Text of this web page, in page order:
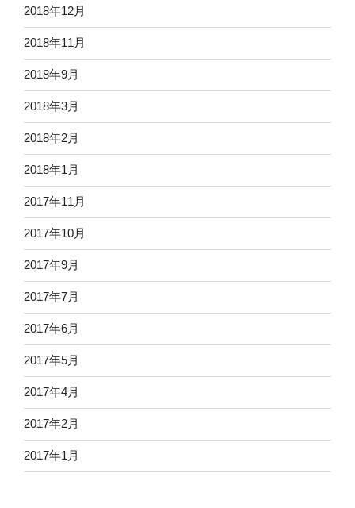
2018年12月
2018年11月
2018年9月
2018年3月
2018年2月
2018年1月
2017年11月
2017年10月
2017年9月
2017年7月
2017年6月
2017年5月
2017年4月
2017年2月
2017年1月